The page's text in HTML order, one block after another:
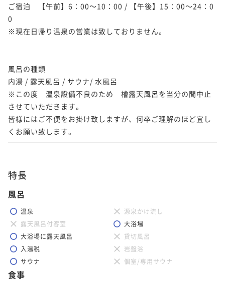
ご宿泊　【午前】6：00～10：00 / 【午後】15：00～24：0
0
※現在日帰り温泉の営業は致しておりません。
風呂の種類
内湯 / 露天風呂 / サウナ/ 水風呂
※この度　温泉設備不良のため　檜露天風呂を当分の間中止
させていただきます。
皆様にはご不便をお掛け致しますが、何卒ご理解のほど宜し
くお願い致します。
特長
風呂
温泉
源泉かけ流し
露天風呂付客室
大浴場
大浴場に露天風呂
貸切風呂
入湯税
岩盤浴
サウナ
個室/専用サウナ
食事